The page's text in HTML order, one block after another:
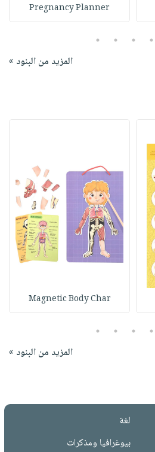
Pregnancy Planner
2
3
4
5
المزيد من البنود »
Magnetic Body Char
2
3
4
5
المزيد من البنود »
لغة
بيوغرافيا ومذكرات